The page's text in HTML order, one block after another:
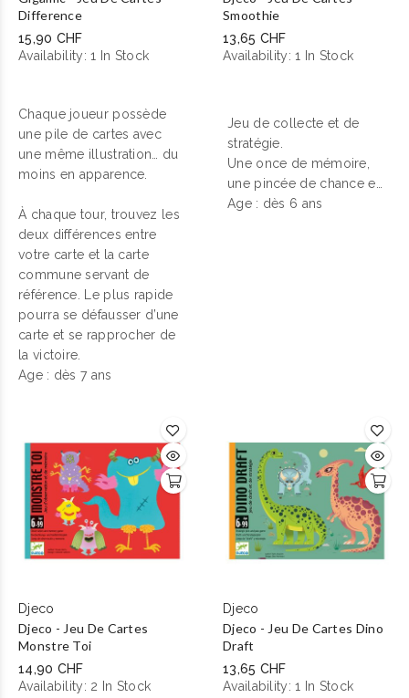
Difference
15,90 CHF
Availability:1 In Stock
Chaque joueur possède
une pile de cartes avec
une même illustration… du
moins en apparence.
À chaque tour, trouvez les
deux différences entre
votre carte et la carte
commune servant de
référence. Le plus rapide
pourra se défausser d’une
carte et se rapprocher de
la victoire.
Age : dès 7 ans
Smoothie
13,65 CHF
Availability:1 In Stock
Jeu de collecte et de
stratégie.
Une once de mémoire,
une pincée de chance et
plein de fruits ! En
Age : dès 6 ans
Djeco
Djeco - Jeu De Cartes
Monstre Toi
14,90 CHF
Availability: 2 In Stock
Djeco
Djeco - Jeu De Cartes Dino
Draft
13,65 CHF
Availability:1 In Stock